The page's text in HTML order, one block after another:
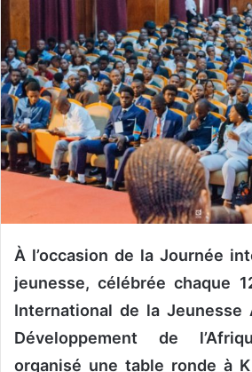
e
r
u
n
c
o
u
r
À l’occasion de la Journée
jeunesse, célébrée chaque
International de la Jeunesse
Développement de
organisé une table ronde à